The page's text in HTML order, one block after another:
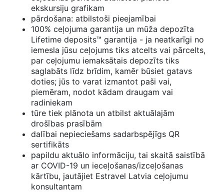
ekskursiju grafikam
pārdošana: atbilstoši pieejamībai
100% ceļojuma garantija un mūža depozīta
Lifetime deposits™ garantija - ja neatkarīgi no
iemesla jūsu ceļojums tiks atcelts vai pārcelts,
par ceļojumu iemaksātais depozīts tiks
saglabāts līdz brīdim, kamēr būsiet gatavs
doties; jūs to varat izmantot paši vai,
piemēram, nodot kādam draugam vai
radiniekam
tūre tiek plānota un atbilst aktuālajām
drošības prasībām
dalībai nepieciešams sadarbspējīgs QR
sertifikāts
papildu aktuālo informāciju, tai skaitā saistībā
ar COVID-19 un ieceļošanas/izceļošanas
kārtību, jautājiet Estravel Latvia ceļojumu
konsultantam